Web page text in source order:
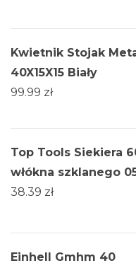
Kwietnik Stojak
40X15X15 Biały
99.99 zł
Top Tools Siekiera
włókna szklanego
38.39 zł
Einhell Gmhm 40